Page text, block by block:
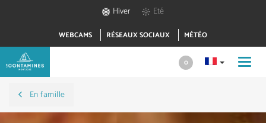
Hiver Eté
WEBCAMS RÉSEAUX SOCIAUX MÉTÉO
0
En famille